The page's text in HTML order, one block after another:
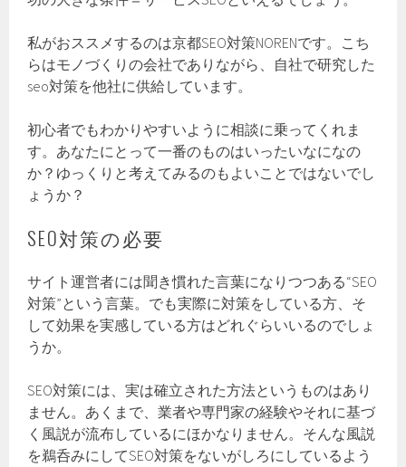
私がおススメするのは京都SEO対策NORENです。こち
らはモノづくりの会社でありながら、自社で研究した
seo対策を他社に供給しています。
初心者でもわかりやすいように相談に乗ってくれま
す。あなたにとって一番のものはいったいなになの
か？ゆっくりと考えてみるのもよいことではないでし
ょうか？
SEO対策の必要
サイト運営者には聞き慣れた言葉になりつつある“SEO
対策”という言葉。でも実際に対策をしている方、そ
して効果を実感している方はどれぐらいいるのでしょ
うか。
SEO対策には、実は確立された方法というものはあり
ません。あくまで、業者や専門家の経験やそれに基づ
く風説が流布しているにほかなりません。そんな風説
を鵜呑みにしてSEO対策をないがしろにしているよう